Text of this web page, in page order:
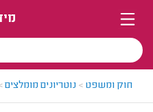
חוק ומשפט > נוטריונים מומלצים